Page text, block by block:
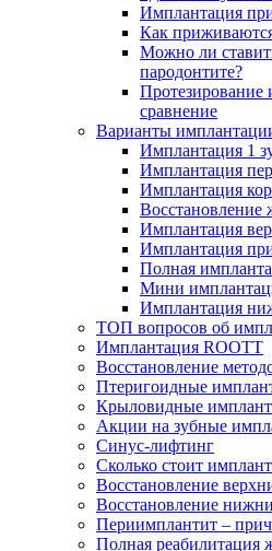
Имплантация
Как
Можно ли
пародонтите?
Протезирование
сравнение
Варианты
Имплантация 1
Имплантация
Имплантация
Восстановление
Имплантация
Имплантация
Полная
Мини
Имплантация
ТОП вопросов об
Имплантация ROOTT
Восстановление
Птеригоидные
Крыловидные
Акции на зубные
Синус-лифтинг
Сколько стоит
Восстановление
Восстановление
Периимплантит –
Полная реабилитация